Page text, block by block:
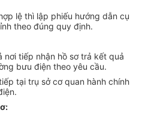
lệ thì lập phiếu hướng dẫn cụ
theo đúng quy định.
nơi tiếp nhận hồ sơ trả kết quả
bưu điện theo yêu cầu.
tại trụ sở cơ quan hành chính